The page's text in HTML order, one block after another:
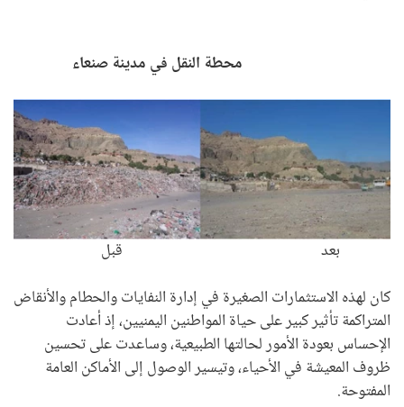
محطة النقل في مدينة صنعاء
بعد قبل
كان لهذه الاستثمارات الصغيرة في إدارة النفايات والحطام والأنقاض
المتراكمة تأثير كبير على حياة المواطنين اليمنيين، إذ أعادت
الإحساس بعودة الأمور لحالتها الطبيعية، وساعدت على تحسين
ظروف المعيشة في الأحياء، وتيسير الوصول إلى الأماكن العامة
المفتوحة.